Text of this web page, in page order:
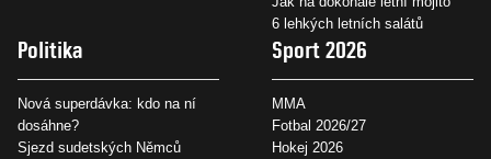
6 lehkých letních salátů
Politika
Nová superdávka: kdo na ní
dosáhne?
Sjezd sudetských Němců
Sport 2026
MMA
Fotbal 2026/27
Hokej 2026